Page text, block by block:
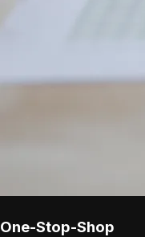
One-Stop-Shop